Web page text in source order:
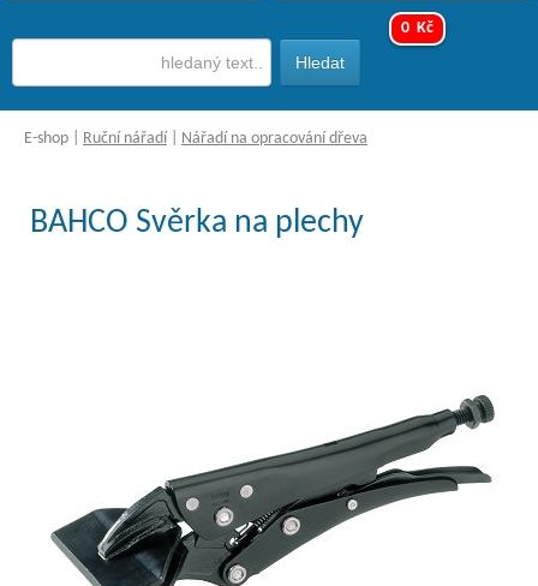
0 Kč
E-shop Ruční nářadí Nářadí na opracování dřeva
BAHCO Svěrka na plechy